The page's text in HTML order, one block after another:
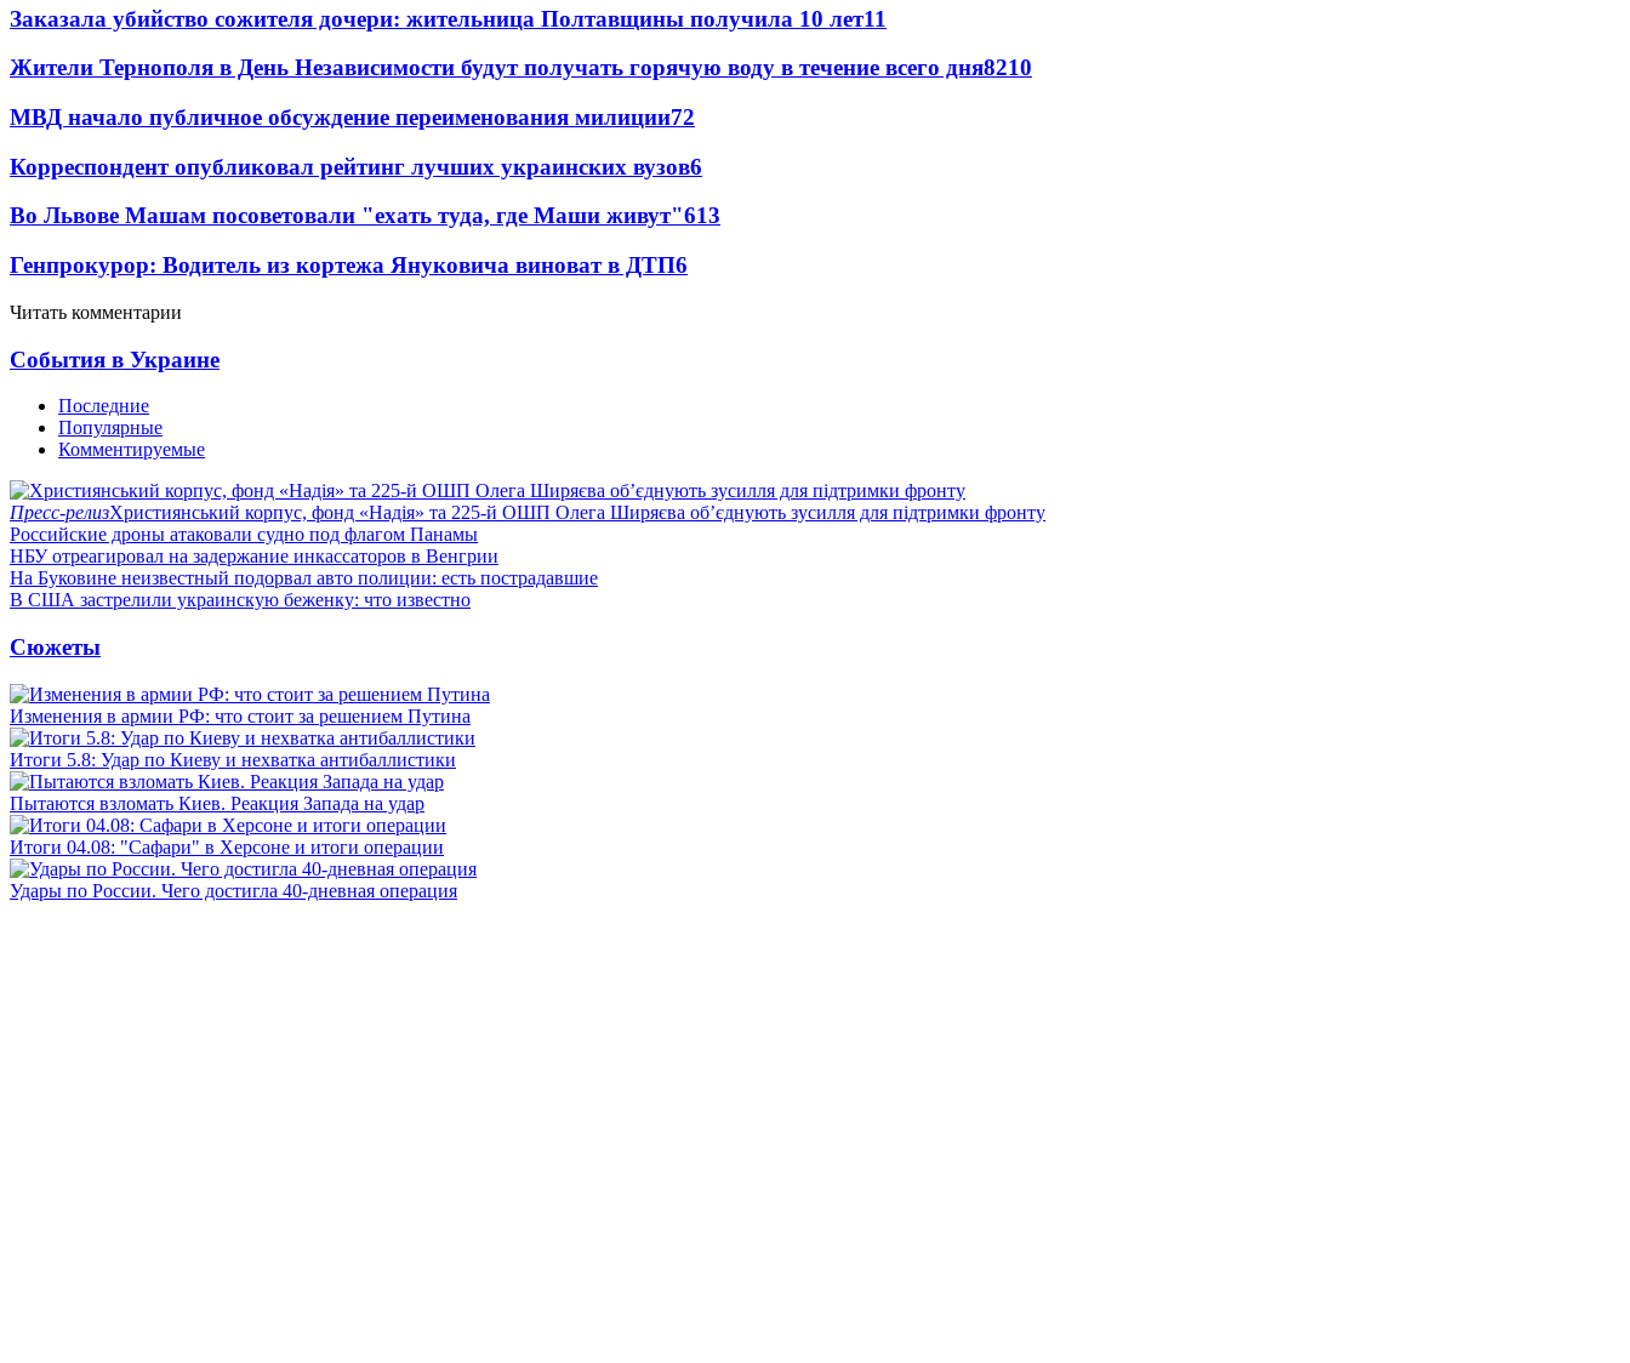
Заказала убийство сожителя дочери: жительница Полтавщины получила 10 лет11
Жители Тернополя в День Независимости будут получать горячую воду в течение всего дня8210
МВД начало публичное обсуждение переименования милиции72
Корреспондент опубликовал рейтинг лучших украинских вузов6
Во Львове Машам посоветовали "ехать туда, где Маши живут"613
Генпрокурор: Водитель из кортежа Януковича виноват в ДТП6
Читать комментарии
События в Украине
Последние
Популярные
Комментируемые
Пресс-релизХристиянський корпус, фонд «Надія» та 225-й ОШП Олега Ширяєва об’єднують зусилля для підтримки фронту
Российские дроны атаковали судно под флагом Панамы
НБУ отреагировал на задержание инкассаторов в Венгрии
На Буковине неизвестный подорвал авто полиции: есть пострадавшие
В США застрелили украинскую беженку: что известно
Сюжеты
Изменения в армии РФ: что стоит за решением Путина
Итоги 5.8: Удар по Киеву и нехватка антибаллистики
Пытаются взломать Киев. Реакция Запада на удар
Итоги 04.08: "Сафари" в Херсоне и итоги операции
Удары по России. Чего достигла 40-дневная операция